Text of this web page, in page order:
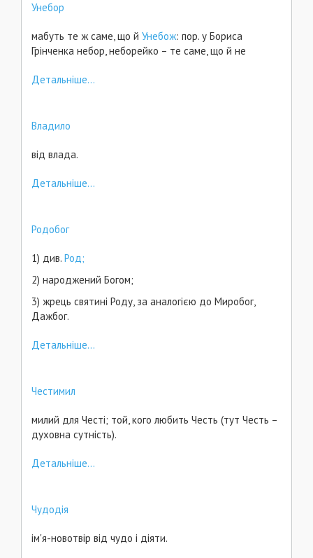
Унебор
мабуть те ж саме, що й Унебож: пор. у Бориса
Грінченка небор, неборейко – те саме, що й не
Детальніше...
Владило
від влада.
Детальніше...
Родобог
1) див. Род;
2) народжений Богом;
3) жрець святині Роду, за аналогією до Миробог,
Дажбог.
Детальніше...
Честимил
милий для Честі; той, кого любить Честь (тут Честь –
духовна сутність).
Детальніше...
Чудодія
ім'я-новотвір від чудо і діяти.